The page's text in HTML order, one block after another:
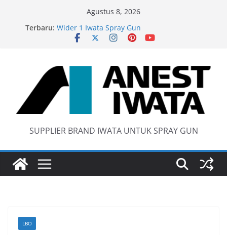
Agustus 8, 2026
Terbaru: Wider 1 Iwata Spray Gun
Anest Iwata W71 C Original
Iwata W 71 New Model ….Last generation…
SUPPLIER BRAND IWATA UNTUK SPRAY GUN
LBO